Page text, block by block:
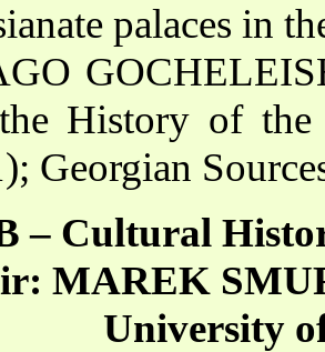
palaces in
History of the
Georgian
– Cultural
MAREK
University